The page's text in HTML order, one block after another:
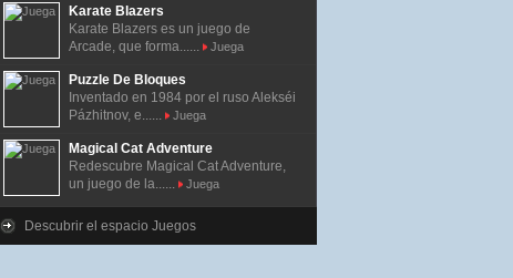
Karate Blazers
Karate Blazers es un juego de
Arcade, que forma......
Juega
Puzzle De Bloques
Inventado en 1984 por el ruso Alekséi
Pázhitnov, e......
Juega
Magical Cat Adventure
Redescubre Magical Cat Adventure,
un juego de la......
Juega
Descubrir el espacio Juegos